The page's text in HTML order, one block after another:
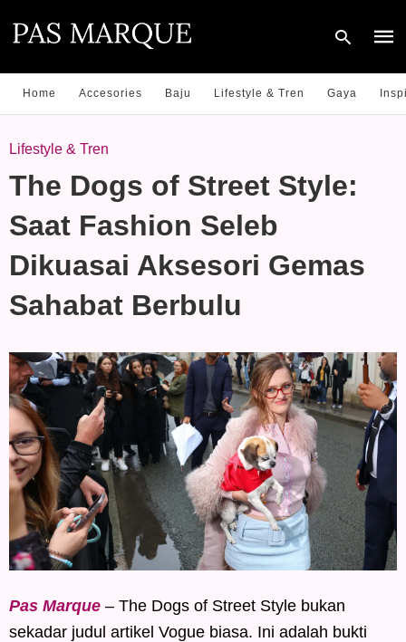
Home Accesories Baju Lifestyle & Tren Gaya
Lifestyle & Tren
The Dogs of Street Style:
Saat Fashion Seleb
Dikuasai Aksesori Gemas
Sahabat Berbulu
Pas Marque – The Dogs of Street Style bukan
sekadar judul artikel Vogue biasa. Ini adalah bukti